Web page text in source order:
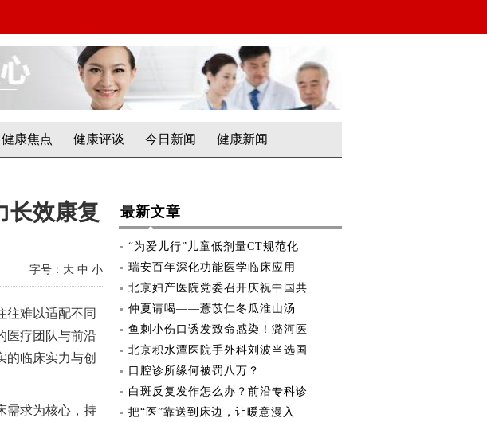
健康焦点 健康评谈 今日新闻 健康新闻
长效康复
字号： 大 中 小
往难以适配不同
医疗团队与前沿
的临床实力与创
需求为核心，持
最新文章
“为爱儿行”儿童低剂量CT规范化
瑞安百年深化功能医学临床应用
北京妇产医院党委召开庆祝中国共
仲夏请喝——薏苡仁冬瓜淮山汤
鱼刺小伤口诱发致命感染！潞河医
北京积水潭医院手外科刘波当选国
口腔诊所缘何被罚八万？
白斑反复发作怎么办？前沿专科诊
把“医”靠送到床边，让暖意漫入